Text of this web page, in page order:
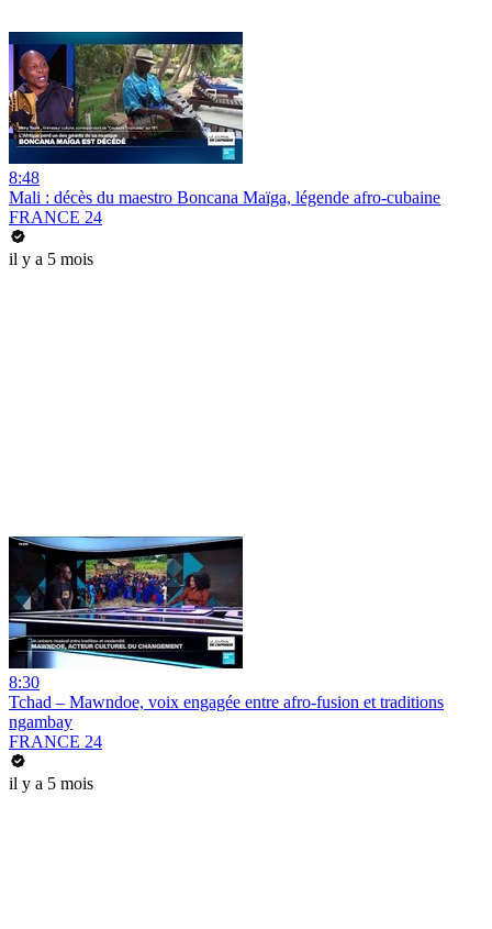
8:48
Mali : décès du maestro Boncana Maïga, légende afro-cubaine
FRANCE 24
il y a 5 mois
8:30
Tchad – Mawndoe, voix engagée entre afro-fusion et traditions
ngambay
FRANCE 24
il y a 5 mois